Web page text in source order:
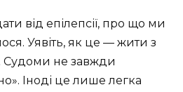
від епілепсії, про що ми
Уявіть, як це — жити з
не завжди
Іноді це лише легка